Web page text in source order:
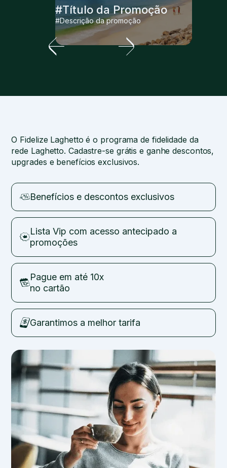
#Título da Promoção
#Descrição da promoção
O Fidelize Laghetto é o programa de fidelidade da
rede Laghetto. Cadastre-se grátis e ganhe descontos,
upgrades e benefícios exclusivos.
Benefícios e descontos exclusivos
Lista Vip com acesso antecipado a
promoções
Pague em até 10x
no cartão
Garantimos a melhor tarifa